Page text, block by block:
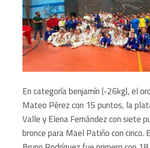
En categoría benjamín (-26kg), el
Mateo Pérez con 15 puntos, la
Valle y Elena Fernández con siete
bronce para Mael Patiño con cinco.